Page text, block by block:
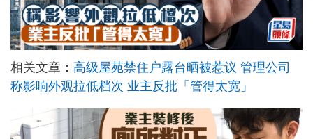
相关文章： 高级屋苑禁住户露台晒被惹议 管理公司
称影响外观拉低档次 业主反批「管得太宽」